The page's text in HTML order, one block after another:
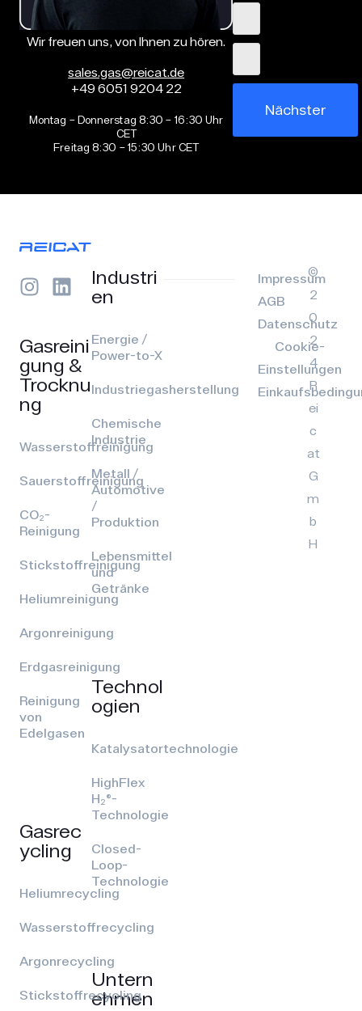
Wir freuen uns, von Ihnen zu hören.
sales.gas@reicat.de
+49 6051 9204 22
Montag – Donnerstag 8:30 – 16:30 Uhr
CET
Freitag 8:30 – 15:30 Uhr CET
Nächster
Gasreini
gung &
Trocknu
ng
Wasserstoffreinigung
Sauerstoffreinigung
CO₂-
Reinigung
Stickstoffreinigung
Heliumreinigung
Argonreinigung
Erdgasreinigung
Reinigung
von
Edelgasen
Gasrec
ycling
Heliumrecycling
Wasserstoffrecycling
Argonrecycling
Stickstoffrecycling
Industri
en
Energie /
Power-to-X
Industriegasherstellung
Chemische
Industrie
Metall /
Automotive
/
Produktion
Lebensmittel
und
Getränke
Technol
ogien
Katalysatortechnologie
HighFlex
H₂®-
Technologie
Closed-
Loop-
Technologie
Untern
ehmen
Impressum
AGB
Datenschutz
Cookie-
Einstellungen
©
2
0
2
4
R
ei
c
at
G
m
b
H